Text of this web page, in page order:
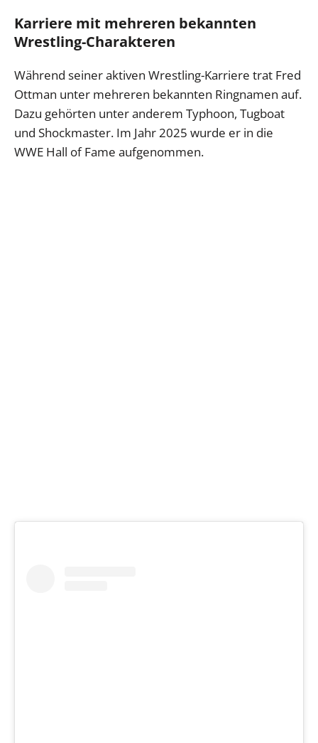
Karriere mit mehreren bekannten
Wrestling-Charakteren
Während seiner aktiven Wrestling-Karriere trat Fred
Ottman unter mehreren bekannten Ringnamen auf.
Dazu gehörten unter anderem Typhoon, Tugboat
und Shockmaster. Im Jahr 2025 wurde er in die
WWE Hall of Fame aufgenommen.